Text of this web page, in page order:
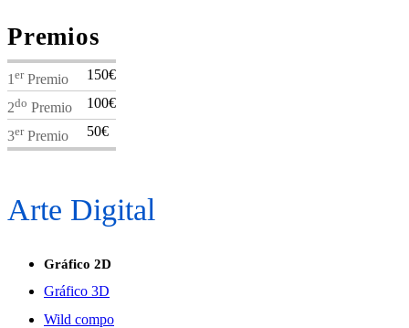
Premios
1 erPremio 150€
2do Premio 100€
3erPremio 50€
Arte Digital
Gráfico 2D
Gráfico 3D
Wild compo